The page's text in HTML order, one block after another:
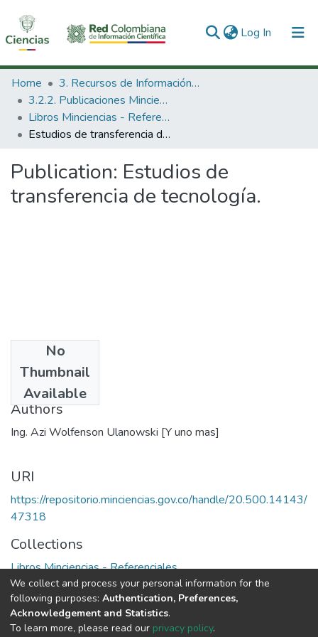
Log In (current)
Communities & Collections
All of DSpace
Statistics
Home
3. Recursos de Información Científica y Tecnológica
3.2.2. Publicaciones Minciencias
Libros Minciencias - Referenciales
Estudios de transferencia de tecnología.
Publication: Estudios de
transferencia de tecnología.
No
Thumbnail
Available
1974
Authors
Ing. Azi Wolfenson Ulanowski [Y uno mas]
URI
https://repositorio.minciencias.gov.co/handle/20.500.14143/
47318
Collections
Libros Minciencias - Referenciales
Full item page
We collect and process your personal information for the
following purposes: Authentication, Preferences,
Acknowledgement and Statistics.
To learn more, please read our privacy policy.